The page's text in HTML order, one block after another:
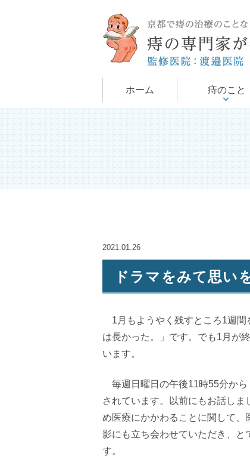
ホーム 痔のこと
痔について
手術について
2021.01.26
ドラマをみて思い
1 月もようやく残すところ1週間
は長かった。」です。でも1 月が
います。
毎週日曜日の午後11時55分から
されています。以前にもお話し
め医療にかかわることに関して
影にも立ち会わせていただき、と
す。